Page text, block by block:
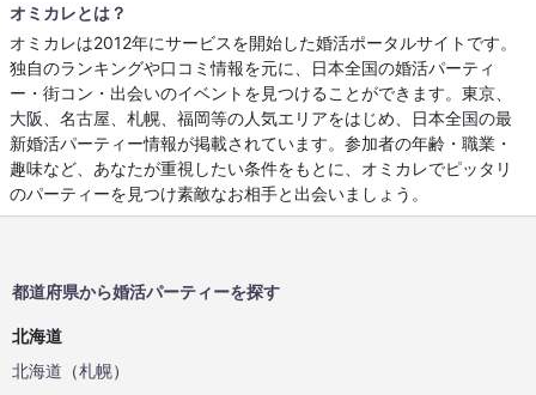
オミカレとは？
オミカレは2012年にサービスを開始した婚活ポータルサイトです。
独自のランキングや口コミ情報を元に、日本全国の婚活パーティ
ー・街コン・出会いのイベントを見つけることができます。東京、
大阪、名古屋、札幌、福岡等の人気エリアをはじめ、日本全国の最
新婚活パーティー情報が掲載されています。参加者の年齢・職業・
趣味など、あなたが重視したい条件をもとに、オミカレでピッタリ
のパーティーを見つけ素敵なお相手と出会いましょう。
都道府県から婚活パーティーを探す
北海道
北海道 （札幌）